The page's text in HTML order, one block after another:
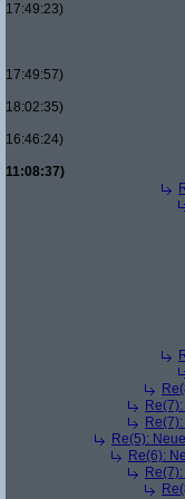
17:49:23)
17:49:57)
18:02:35)
16:46:24)
11:08:37)
Re(5):
Re(6):